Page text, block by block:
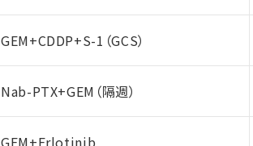
GEM+CDDP+S-1（GCS）
Nab-PTX+GEM（隔週）
GEM+Erlotinib